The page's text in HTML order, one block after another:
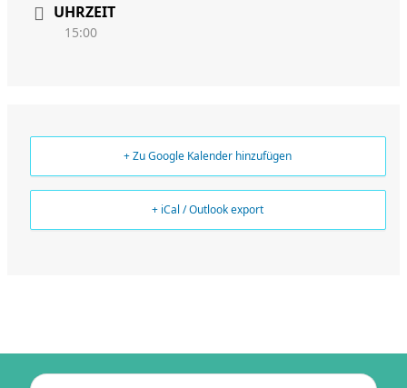
UHRZEIT
15:00
+ Zu Google Kalender hinzufügen
+ iCal / Outlook export